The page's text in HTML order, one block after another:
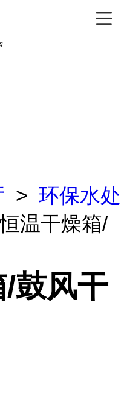
> 环保水处
温干燥箱/
鼓风干